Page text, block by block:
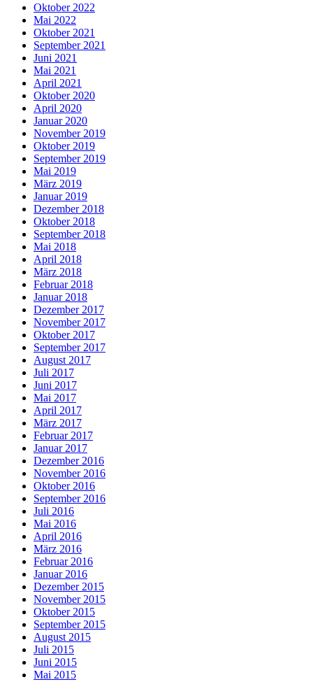
Oktober 2022
Mai 2022
Oktober 2021
September 2021
Juni 2021
Mai 2021
April 2021
Oktober 2020
April 2020
Januar 2020
November 2019
Oktober 2019
September 2019
Mai 2019
März 2019
Januar 2019
Dezember 2018
Oktober 2018
September 2018
Mai 2018
April 2018
März 2018
Februar 2018
Januar 2018
Dezember 2017
November 2017
Oktober 2017
September 2017
August 2017
Juli 2017
Juni 2017
Mai 2017
April 2017
März 2017
Februar 2017
Januar 2017
Dezember 2016
November 2016
Oktober 2016
September 2016
Juli 2016
Mai 2016
April 2016
März 2016
Februar 2016
Januar 2016
Dezember 2015
November 2015
Oktober 2015
September 2015
August 2015
Juli 2015
Juni 2015
Mai 2015